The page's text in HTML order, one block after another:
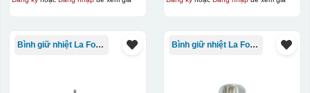
Bình giữ nhiệt La Fonte Bình giữ nhiệt La Fonte